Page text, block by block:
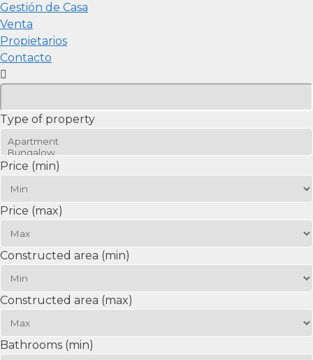
Gestión de Casa
Venta
Propietarios
Contacto
Type of property
Price (min)
Price (max)
Constructed area (min)
Constructed area (max)
Bathrooms (min)